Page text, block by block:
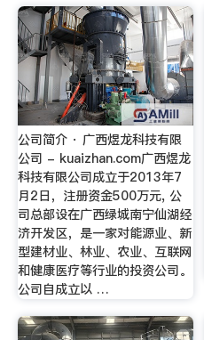
公司简介 · 广西煜龙科技有限
公司 - kuaizhan.com广西煜龙
科技有限公司成立于2013年7
月2日，注册资金500万元, 公
司总部设在广西绿城南宁仙湖经
济开发区，是一家对能源业、新
型建材业、林业、农业、互联网
和健康医疗等行业的投资公司。
公司自成立以 …